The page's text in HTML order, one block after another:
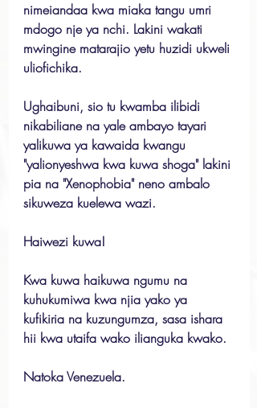
nimeiandaa kwa miaka tangu umri
mdogo nje ya nchi. Lakini wakati
mwingine matarajio yetu huzidi ukweli
uliofichika.
Ughaibuni, sio tu kwamba ilibidi
nikabiliane na yale ambayo tayari
yalikuwa ya kawaida kwangu
"yalionyeshwa kwa kuwa shoga" lakini
pia na "Xenophobia" neno ambalo
sikuweza kuelewa wazi.
Haiwezi kuwa!
Kwa kuwa haikuwa ngumu na
kuhukumiwa kwa njia yako ya
kufikiria na kuzungumza, sasa ishara
hii kwa utaifa wako ilianguka kwako.
Natoka Venezuela.